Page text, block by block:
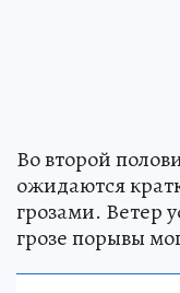
Во второй
ожидаются
грозами. Ветер
грозе порывы